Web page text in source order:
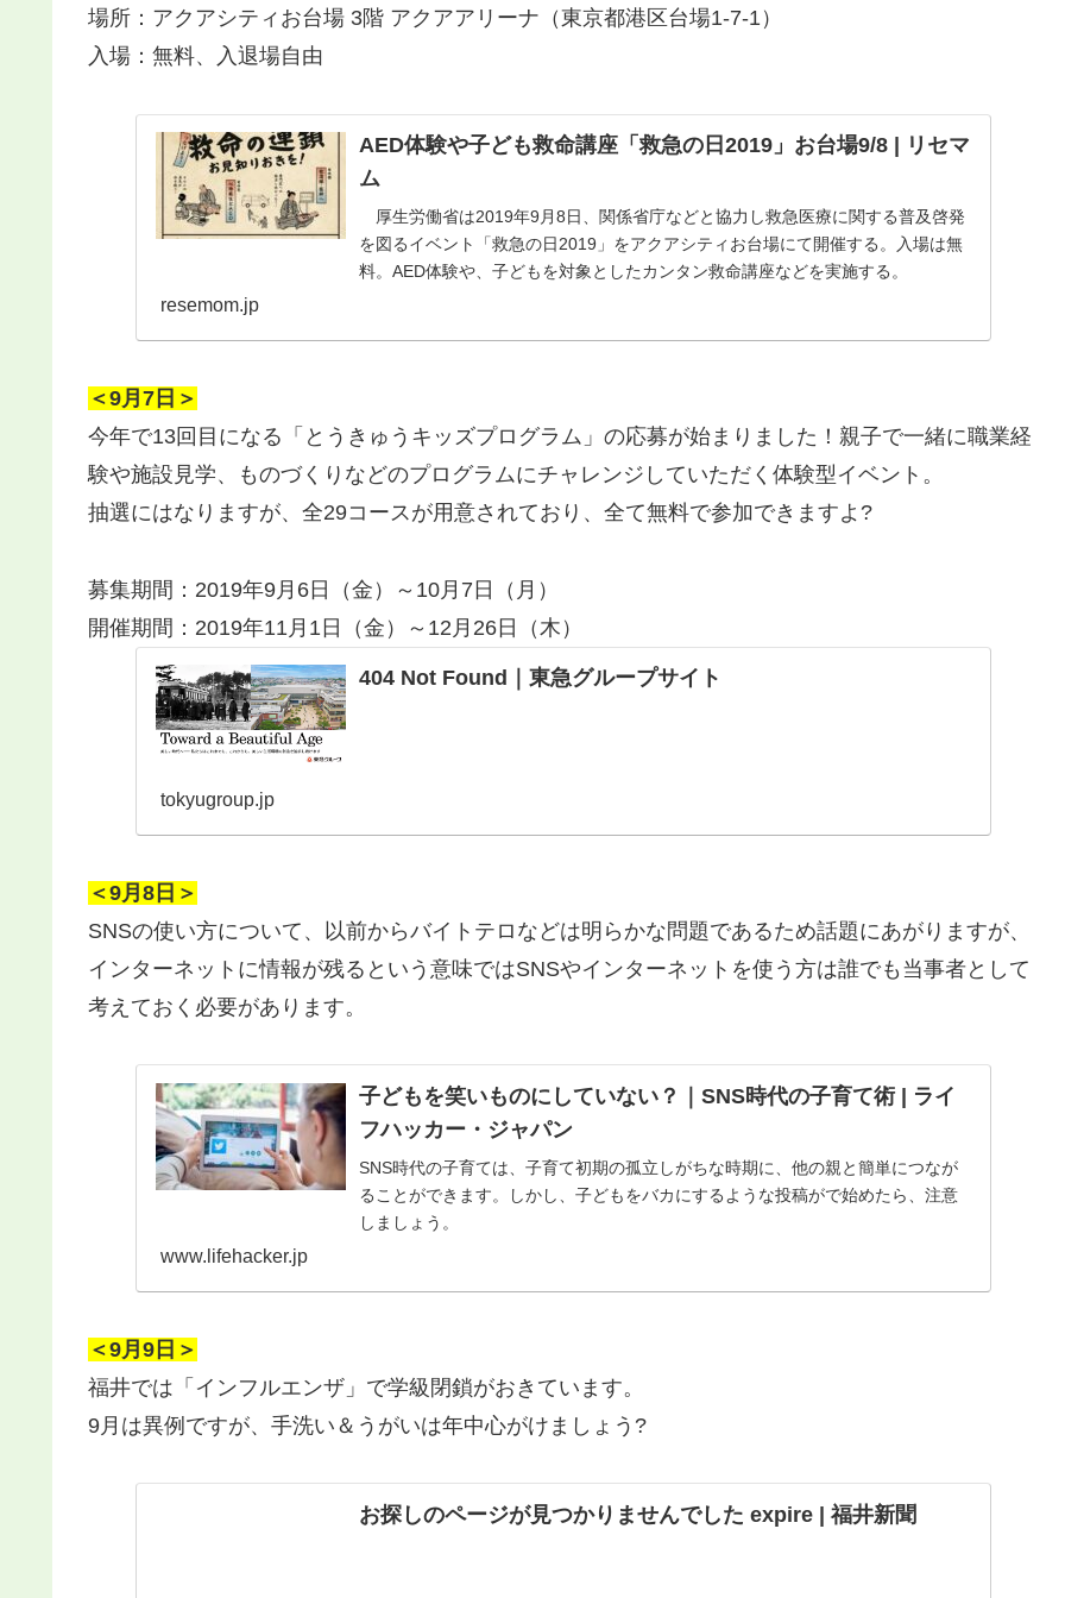
場所：アクアシティお台場 3階 アクアアリーナ（東京都港区台場1-7-1）
入場：無料、入退場自由
AED体験や子ども救命講座「救急の日2019」お台場9/8 | リセマ
ム
厚生労働省は2019年9月8日、関係省庁などと協力し救急医療に関する普及啓発
を図るイベント「救急の日2019」をアクアシティお台場にて開催する。入場は無
料。AED体験や、子どもを対象としたカンタン救命講座などを実施する。
resemom.jp
＜9月7日＞
今年で13回目になる「とうきゅうキッズプログラム」の応募が始まりました！親子で一緒に職業経
験や施設見学、ものづくりなどのプログラムにチャレンジしていただく体験型イベント。
抽選にはなりますが、全29コースが用意されており、全て無料で参加できますよ ?
募集期間：2019年9月6日（金）～10月7日（月）
開催期間：2019年11月1日（金）～12月26日（木）
404 Not Found｜東急グループサイト
tokyugroup.jp
＜9月8日＞
SNSの使い方について、以前からバイトテロなどは明らかな問題であるため話題にあがりますが、
インターネットに情報が残るという意味ではSNSやインターネットを使う方は誰でも当事者として
考えておく必要があります。
子どもを笑いものにしていない？｜SNS時代の子育て術 | ライ
フハッカー・ジャパン
SNS時代の子育ては、子育て初期の孤立しがちな時期に、他の親と簡単につなが
ることができます。しかし、子どもをバカにするような投稿がで始めたら、注意
しましょう。
www.lifehacker.jp
＜9月9日＞
福井では「インフルエンザ」で学級閉鎖がおきています。
9月は異例ですが、手洗い＆うがいは年中心がけましょう ?
お探しのページが見つかりませんでした expire | 福井新聞